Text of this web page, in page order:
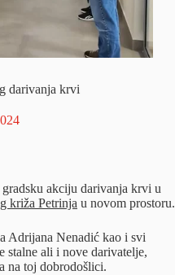
darivanja krvi
akciju darivanja krvi u
križa Petrinja u novom prostoru.
Adrijana Nenadić kao i svi
stalne ali i nove darivatelje,
na toj dobrodošlici.